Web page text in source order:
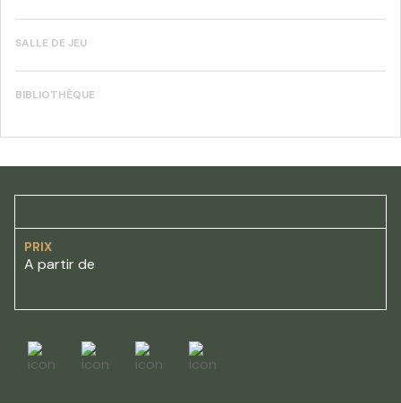
SALLE DE JEU
BIBLIOTHÈQUE
PRIX
A partir de